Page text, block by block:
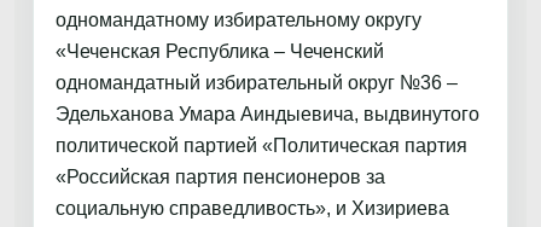
одномандатному избирательному округу
«Чеченская Республика – Чеченский
одномандатный избирательный округ №36 –
Эдельханова Умара Аиндыевича, выдвинутого
политической партией «Политическая партия
«Российская партия пенсионеров за
социальную справедливость», и Хизириева